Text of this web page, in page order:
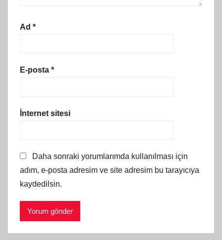
Ad *
E-posta *
İnternet sitesi
Daha sonraki yorumlarımda kullanılması için
adım, e-posta adresim ve site adresim bu tarayıcıya
kaydedilsin.